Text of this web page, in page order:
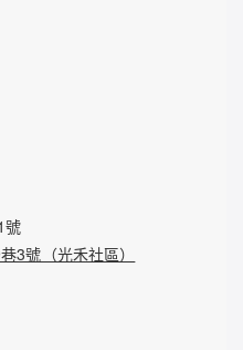
號
3號（光禾社區）